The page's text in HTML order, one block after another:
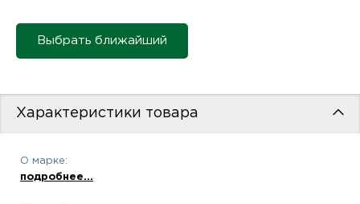
Выбрать ближайший
Характеристики товара
О марке:
подробнее...